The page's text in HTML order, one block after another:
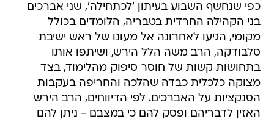
כפי שנחשף השבוע בעיתון 'לכתחילה', שני אברכים
בני הקהילה החרדית בטבריה, הלומדים בכולל
מקומי, הגיעו לאחרונה אל מעונו של ראש ישיבת
סלבודקה, הרב משה הלל הירש, ושיתפו אותו
בתחושות קשות של חוסר סיפוק מהלימוד, בצד
מצוקה כלכלית כבדה שהלכה והחריפה בעקבות
הסנקציות על האברכים. לפי הדיווחים, הרב הירש
האזין לדבריהם ופסק להם כי במצבם - ניתן להם